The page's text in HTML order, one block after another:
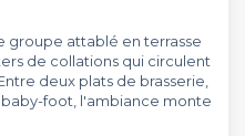
groupe attablé en terrasse
de collations qui circulent
deux plats de brasserie,
foot, l'ambiance monte